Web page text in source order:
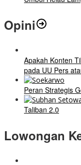
Opini
Apakah Konten
pada UU Pers
Peran Strategis
Taliban 2.0
Lowongan